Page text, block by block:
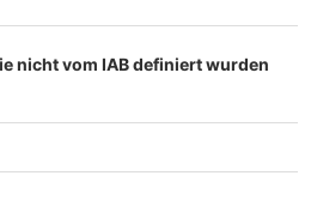
Datenschutz Impressum